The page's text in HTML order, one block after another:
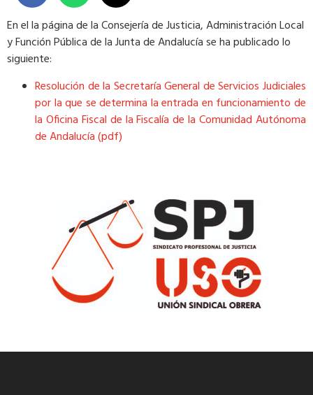
En el la página de la Consejería de Justicia, Administración Local
y Función Pública de la Junta de Andalucía se ha publicado lo
siguiente:
Resolución de la Secretaría General de Servicios Judiciales
por la que se determina la entrada en funcionamiento de
la Oficina Fiscal de la Fiscalía de la Comunidad Autónoma
de Andalucía (pdf)